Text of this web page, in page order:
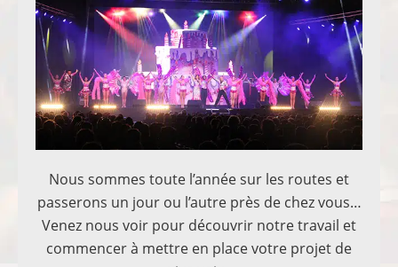
Nous sommes toute l’année sur les routes et
passerons un jour ou l’autre près de chez vous…
Venez nous voir pour découvrir notre travail et
commencer à mettre en place votre projet de